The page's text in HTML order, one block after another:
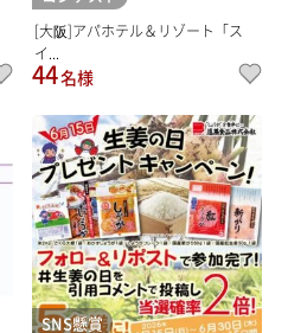
[大阪]アパホテル＆リゾート「ス
イ...
44名様
SNS懸賞